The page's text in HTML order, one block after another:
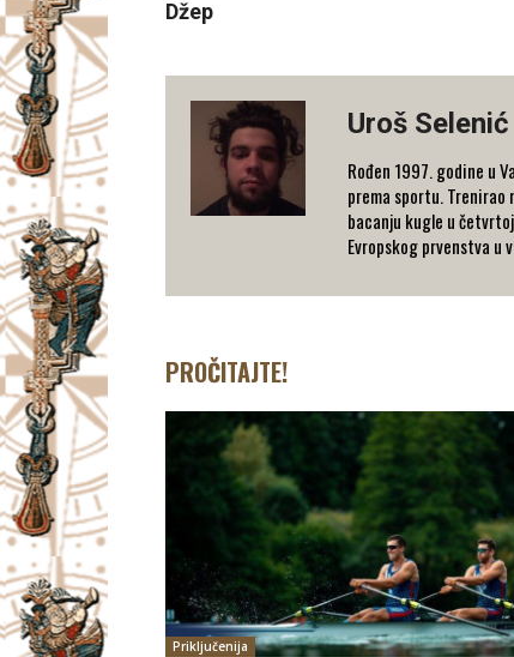
Džep
Uroš Selenić
Rođen 1997. godine u
prema sportu.
bacanju kugle u
Evropskog prvenstva u
PROČITAJTE!
Priključenija